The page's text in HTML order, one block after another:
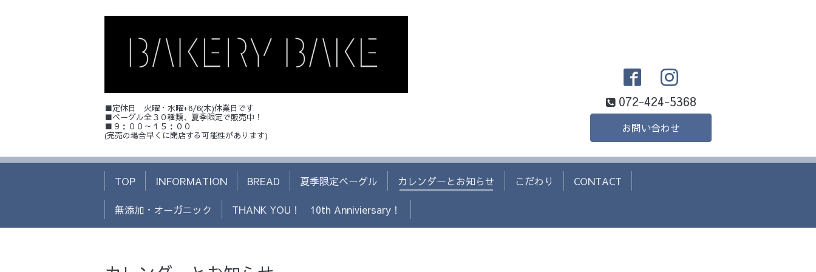
■定休日 火曜・水曜+8/6(木)休業日です
■ベーグル全３０種類、夏季限定で販売中！
■９：００～１５：００
(完売の場合早くに閉店する可能性があります)
072-424-5368
お問い合わせ
TOP INFORMATION BREAD 夏季限定ベーグル カレンダーとお知らせ こだわり CONTACT
無添加・オーガニック THANK YOU！ 10th Anniviersary！